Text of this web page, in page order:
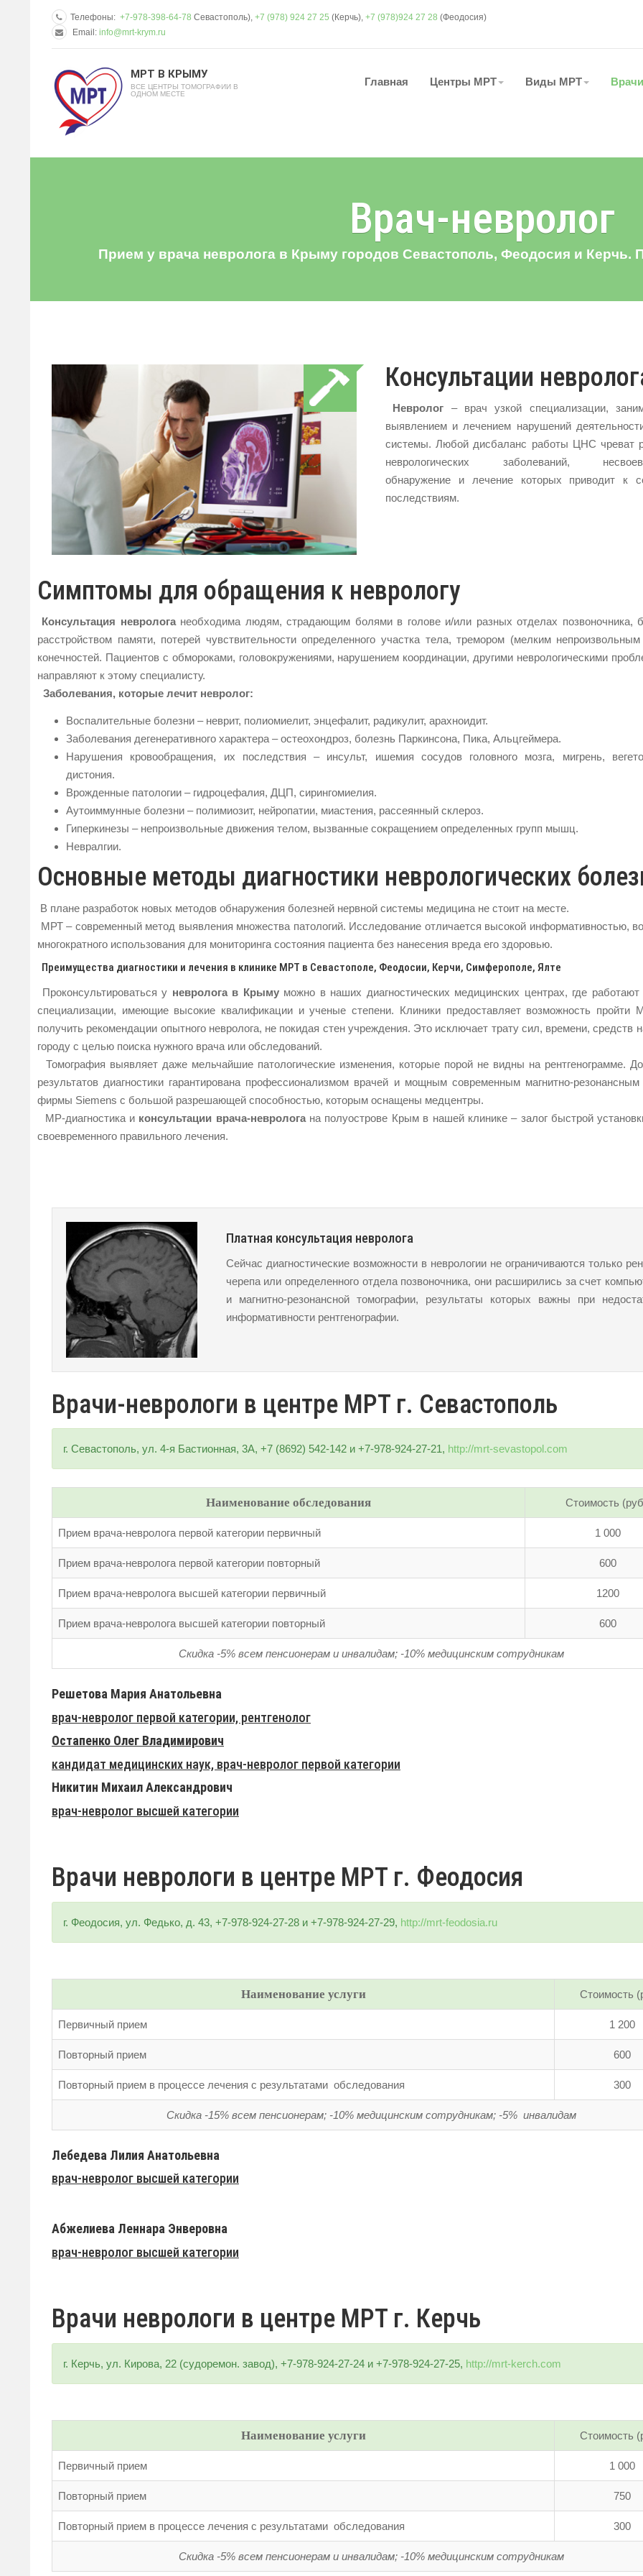
Телефоны: +7-978-398-64-78 Севастополь), +7 (978) 924 27 25 (Керчь), +7 (978)924 27 28 (Феодосия)
Email: info@mrt-krym.ru
МРТ В КРЫМУ
ВСЕ ЦЕНТРЫ ТОМОГРАФИИ В
ОДНОМ МЕСТЕ
Главная Центры МРТ Виды МРТ
Врач-невролог
Прием у врача невролога в Крыму городов Севастополь, Феодосия и Керчь.
Консультации
Невролог – врач узкой специализации,
выявлением и лечением нарушений
системы. Любой дисбаланс работы ЦНС чреват
неврологических заболеваний,
обнаружение и лечение которых приводит к
последствиям.
Симптомы для обращения к неврологу
Консультация неврологанеобходима людям, страдающим болями в голове и/или разных отделах позвоночника,
расстройством памяти, потерей чувствительности определенного участка тела, тремором (мелким
конечностей. Пациентов с обмороками, головокружениями, нарушением координации, другими неврологическими
направляют к этому специалисту.
Заболевания, которые лечит невролог:
Воспалительные болезни – неврит, полиомиелит, энцефалит, радикулит, арахноидит.
Заболевания дегенеративного характера – остеохондроз, болезнь Паркинсона, Пика, Альцгеймера.
Нарушения кровообращения, их последствия – инсульт, ишемия сосудов головного мозга, мигрень,
дистония.
Врожденные патологии – гидроцефалия, ДЦП, сирингомиелия.
Аутоиммунные болезни – полимиозит, нейропатии, миастения, рассеянный склероз.
Гиперкинезы – непроизвольные движения телом, вызванные сокращением определенных групп мышц.
Невралгии.
Основные методы диагностики неврологических
В плане разработок новых методов обнаружения болезней нервной системы медицина не стоит на месте.
МРТ – современный метод выявления множества патологий. Исследование отличается высокой информативностью,
многократного использования для мониторинга состояния пациента без нанесения вреда его здоровью.
Преимущества диагностики и лечения в клинике МРТ в Севастополе, Феодосии, Керчи, Симферополе, Ялте
Проконсультироваться у невролога в Крымуможно в наших диагностических медицинских центрах, где работают
специализации, имеющие высокие квалификации и ученые степени. Клиники предоставляет возможность пройти
получить рекомендации опытного невролога, не покидая стен учреждения. Это исключает трату сил, времени, средств
городу с целью поиска нужного врача или обследований.
Томография выявляет даже мельчайшие патологические изменения, которые порой не видны на рентгенограмме.
результатов диагностики гарантирована профессионализмом врачей и мощным современным магнитно-
фирмы Siemens с большой разрешающей способностью, которым оснащены медцентры.
МР-диагностика и консультации врача-неврологана полуострове Крым в нашей клинике – залог быстрой
своевременного правильного лечения.
Платная консультация невролога
Сейчас диагностические возможности в неврологии не ограничиваются только
черепа или определенного отдела позвоночника, они расширились за счет
и магнитно-резонансной томографии, результаты которых важны при
информативности рентгенографии.
Врачи-неврологи в центре МРТ г. Севастополь
г. Севастополь, ул. 4-я Бастионная, 3А, +7 (8692) 542-142 и +7-978-924-27-21, http://mrt-sevastopol.com
Наименование обследования Стоимость
Прием врача-невролога первой категории первичный 1 000
Прием врача-невролога первой категории повторный 600
Прием врача-невролога высшей категории первичный 1200
Прием врача-невролога высшей категории повторный 600
Скидка -5% всем пенсионерам и инвалидам; -10% медицинским сотрудникам
Решетова Мария Анатольевна
врач-невролог первой категории, рентгенолог
Остапенко Олег Владимирович
кандидат медицинских наук, врач-невролог первой категории
Никитин Михаил Александрович
врач-невролог высшей категории
Врачи неврологи в центре МРТ г. Феодосия
г. Феодосия, ул. Федько, д. 43, +7-978-924-27-28 и +7-978-924-27-29, http://mrt-feodosia.ru
Наименование услуги Стоимость
Первичный прием 1 200
Повторный прием 600
Повторный прием в процессе лечения с результатами обследования 300
Скидка -15% всем пенсионерам; -10% медицинским сотрудникам; -5% инвалидам
Лебедева Лилия Анатольевна
врач-невролог высшей категории
Абжелиева Леннара Энверовна
врач-невролог высшей категории
Врачи неврологи в центре МРТ г. Керчь
г. Керчь, ул. Кирова, 22 (судоремон. завод), +7-978-924-27-24 и +7-978-924-27-25, http://mrt-kerch.com
Наименование услуги Стоимость
Первичный прием 1 000
Повторный прием 750
Повторный прием в процессе лечения с результатами обследования 300
Скидка -5% всем пенсионерам и инвалидам; -10% медицинским сотрудникам